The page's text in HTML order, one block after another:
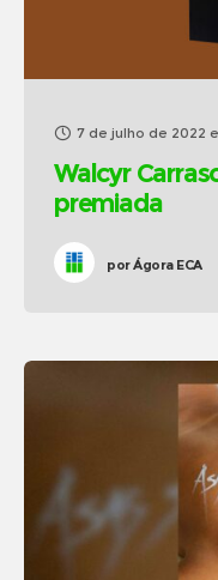
7 de julho de 2022
Walcyr
premiada
porÁgora ECA